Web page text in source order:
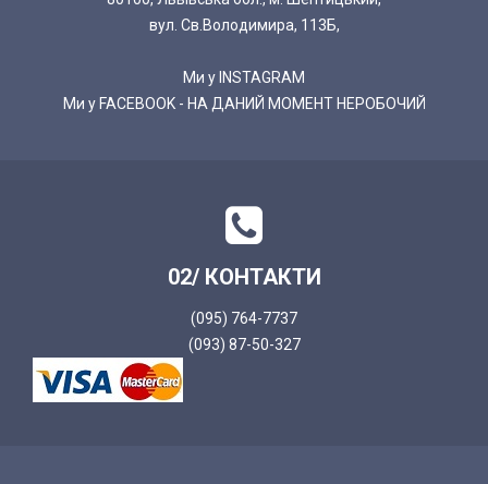
вул. Св.Володимира, 113Б,
Ми у INSTAGRAM
Ми у FACEBOOK - НА ДАНИЙ МОМЕНТ НЕРОБОЧИЙ
02/ КОНТАКТИ
(095) 764-7737
(093) 87-50-327